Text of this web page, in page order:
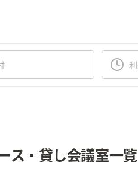
ス・貸し会議室一覧